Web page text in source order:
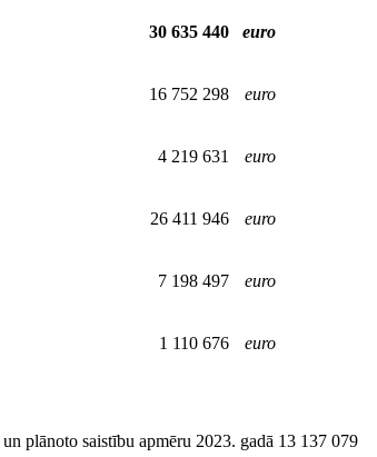
30 635 440 euro
16 752 298 euro
4 219 631 euro
26 411 946 euro
7 198 497 euro
1 110 676 euro
plānoto saistību apmēru 2023. gadā 13 137 079